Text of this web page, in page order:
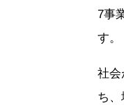
7事
す。
社会
ち